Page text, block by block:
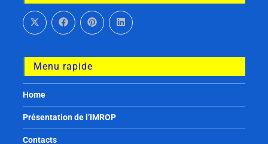
Menu rapide
Home
Présentation de l’IMROP
Contacts